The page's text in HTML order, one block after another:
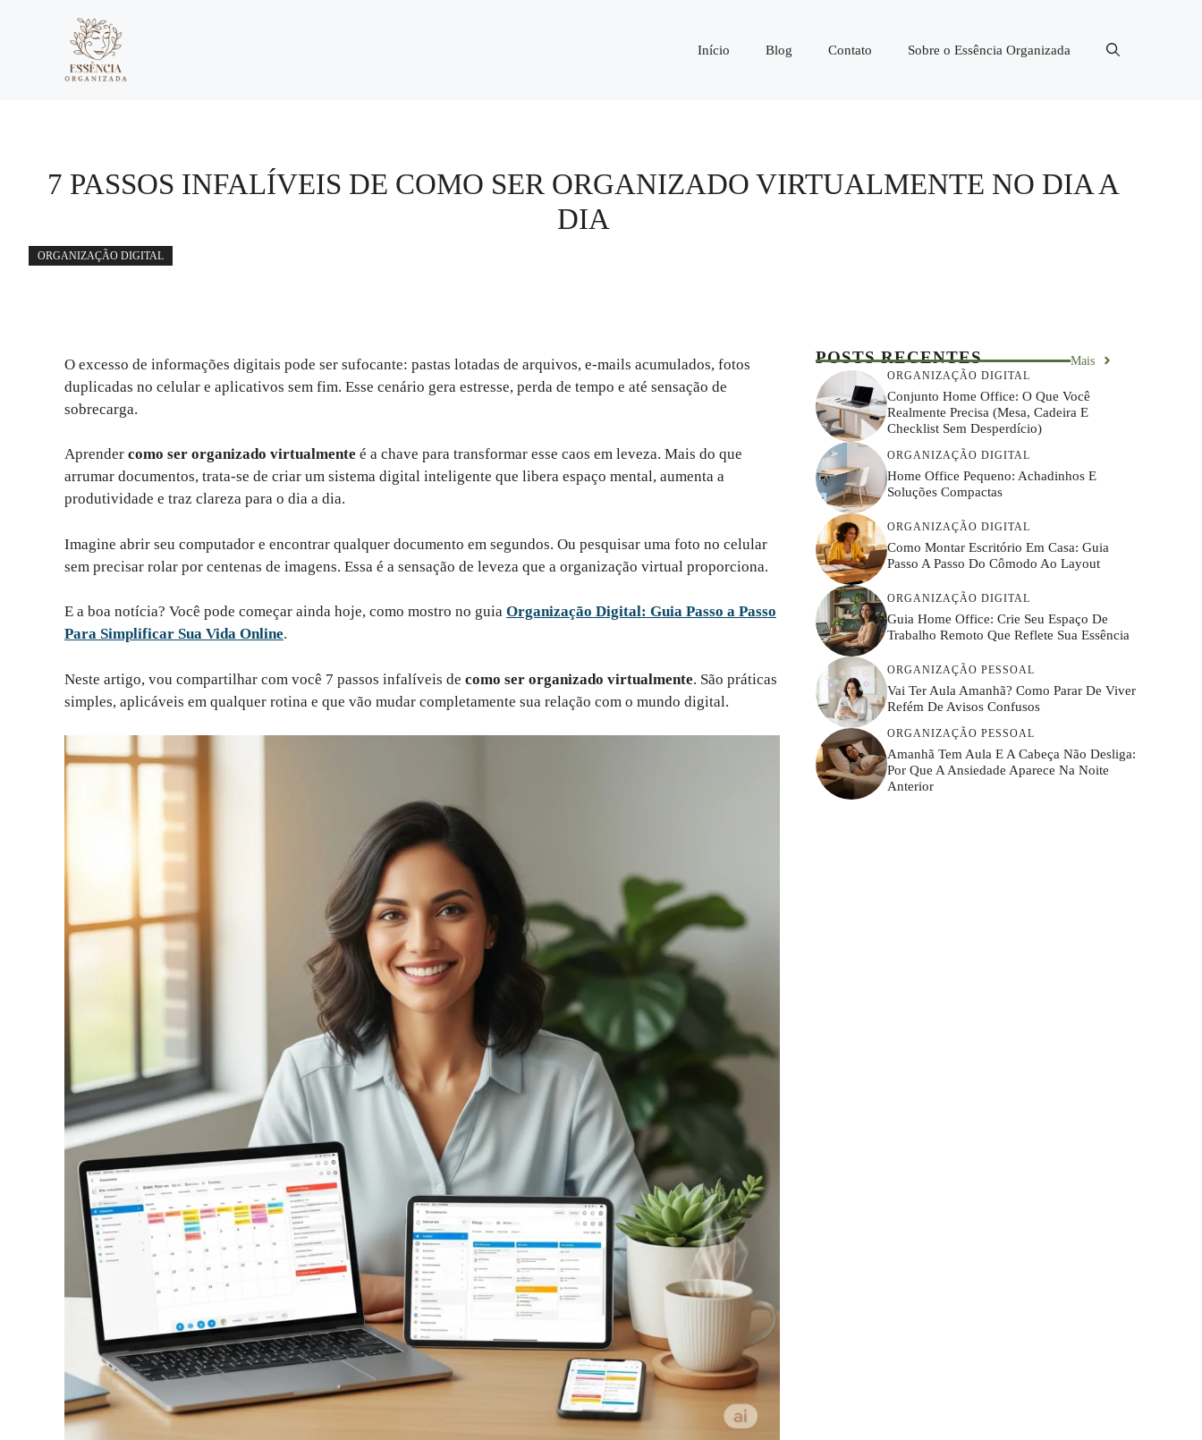
Início Blog Contato Sobre o Essência Organizada
7 PASSOS INFALÍVEIS DE COMO SER ORGANIZADO VIRTUALMENTE NO DIA A
DIA
ORGANIZAÇÃO DIGITAL
O excesso de informações digitais pode ser sufocante: pastas lotadas de arquivos, e-mails acumulados, fotos
duplicadas no celular e aplicativos sem fim. Esse cenário gera estresse, perda de tempo e até sensação de
sobrecarga.
Aprender como ser organizado virtualmente é a chave para transformar esse caos em leveza. Mais do que
arrumar documentos, trata-se de criar um sistema digital inteligente que libera espaço mental, aumenta a
produtividade e traz clareza para o dia a dia.
Imagine abrir seu computador e encontrar qualquer documento em segundos. Ou pesquisar uma foto no celular
sem precisar rolar por centenas de imagens. Essa é a sensação de leveza que a organização virtual proporciona.
E a boa notícia? Você pode começar ainda hoje, como mostro no guia Organização Digital: Guia Passo a Passo
Para Simplificar Sua Vida Online.
Neste artigo, vou compartilhar com você 7 passos infalíveis de como ser organizado virtualmente. São práticas
simples, aplicáveis em qualquer rotina e que vão mudar completamente sua relação com o mundo digital.
POSTS RECENTES Mais
ORGANIZAÇÃO DIGITAL
Conjunto Home Office: O Que Você
Realmente Precisa (mesa, Cadeira E
Checklist Sem Desperdício)
ORGANIZAÇÃO DIGITAL
Home Office Pequeno: Achadinhos E
Soluções Compactas
ORGANIZAÇÃO DIGITAL
Como Montar Escritório Em Casa: Guia
Passo A Passo Do Cômodo Ao Layout
ORGANIZAÇÃO DIGITAL
Guia Home Office: Crie Seu Espaço De
Trabalho Remoto Que Reflete Sua Essência
ORGANIZAÇÃO PESSOAL
Vai Ter Aula Amanhã? Como Parar De Viver
Refém De Avisos Confusos
ORGANIZAÇÃO PESSOAL
Amanhã Tem Aula E A Cabeça Não Desliga:
Por Que A Ansiedade Aparece Na Noite
Anterior